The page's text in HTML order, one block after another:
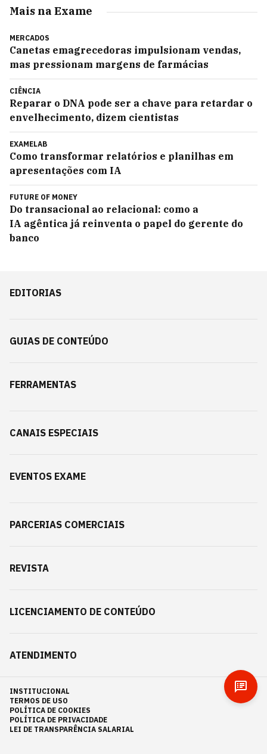
Mais na Exame
MERCADOS
Canetas emagrecedoras impulsionam vendas,
mas pressionam margens de farmácias
CIÊNCIA
Reparar o DNA pode ser a chave para retardar o
envelhecimento, dizem cientistas
EXAMELAB
Como transformar relatórios e planilhas em
apresentações com IA
FUTURE OF MONEY
Do transacional ao relacional: como a
IA agêntica já reinventa o papel do gerente do
banco
EDITORIAS
GUIAS DE CONTEÚDO
FERRAMENTAS
CANAIS ESPECIAIS
EVENTOS EXAME
PARCERIAS COMERCIAIS
REVISTA
LICENCIAMENTO DE CONTEÚDO
ATENDIMENTO
INSTITUCIONAL
TERMOS DE USO
POLÍTICA DE COOKIES
POLÍTICA DE PRIVACIDADE
LEI DE TRANSPARÊNCIA SALARIAL